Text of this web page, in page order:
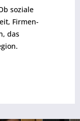
soziale
Firmen-
das